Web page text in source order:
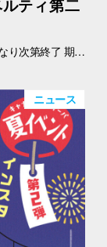
ティ第二
■実施期間：8月8日(土)～ ※無くなり次第終了 期間中、税込2,000円以上(合算可)お買上げのOPA VIVRE FORUSアプリ会員さま限定で、「キラキラシール」 をプレゼント！ アプリの【クーポン画面】と【税込2,000円以上のレシート(合算可)】をお持ちの上、引換場所にお越しくださいませ。 ※新百合丘オーパのレシートのみ対象。館をまたいだレシートの合算は不可。 ※絵柄はお選びいただけません。 ■レシート対象期間 2026年8月8日(土)～ ■引換場所・引換時間 引換場所：B1F インフォメーション 引換時間：10:00～21:00 ■注意事項 ※ノベルティは数量限定のため、なくなり次第終了となりますので予めご了承ください。 ※ノベルティの引き換えは、おひとりさま3枚までとなります。 ※お買上げレシートは、期間中の対象店舗のものに限ります（一部対象外のショップ・商品がございます） ※新百合丘オーパのレシートのみ対象。館をまたいだレシートの合算は不可。 ※絵柄はお選びいただけません。 ※画像はイメージです。 ＜レシート対象外ショップ＞ B1F：HIS 1F：調剤薬局 2F：フェリーチェデンタルクリニック、楽天モバイル、免許の窓口 4F：セレスの館 5F：ガールズミニョン、ガシャポンのデパート、ソフトバンク、なんぼや、ほけんの窓口
ニュース